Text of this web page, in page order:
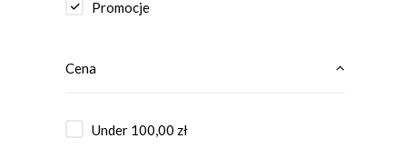
Promocje
Cena
Under 100,00 zł